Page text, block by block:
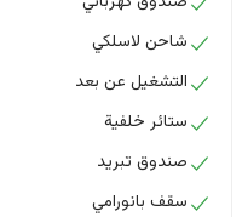
شاحن لاسلكي
التشغيل عن بعد
ستائر خلفية
صندوق تبريد
سقف بانورامي